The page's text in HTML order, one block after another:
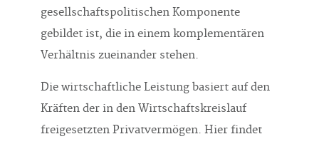
gesellschaftspolitischen Komponente
gebildet ist, die in einem komplementären
Verhältnis zueinander stehen.
Die wirtschaftliche Leistung basiert auf den
Kräften der in den Wirtschaftskreislauf
freigesetzten Privatvermögen. Hier findet